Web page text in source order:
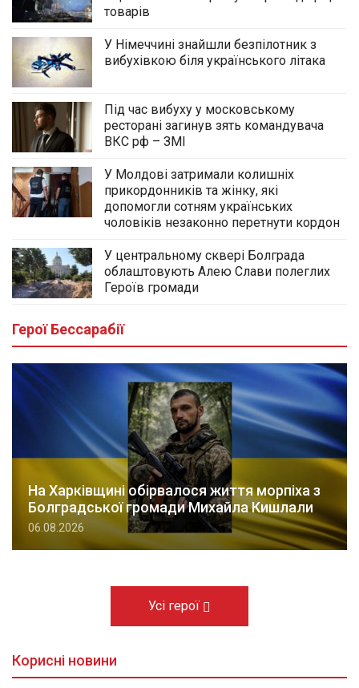
товарів
У Німеччині знайшли безпілотник з
вибухівкою біля українського літака
Під час вибуху у московському
ресторані загинув зять командувача
ВКС рф – ЗМІ
У Молдові затримали колишніх
прикордонників та жінку, які
допомогли сотням українських
чоловіків незаконно перетнути кордон
У центральному сквері Болграда
облаштовують Алею Слави полеглих
Героїв громади
Герої Бессарабії
На Харківщині обірвалося життя морпіха з
Болградської громади Михайла Кишлали
06.08.2026
Усі герої
Корисні новини